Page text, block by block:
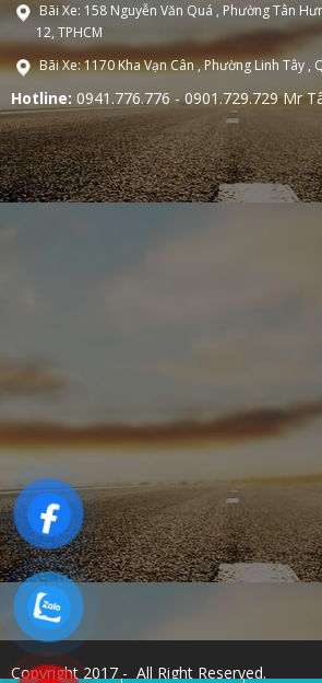
Bãi Xe: 158 Nguyễn Văn Quá , Phường Tân
12, TPHCM
Bãi Xe: 1170 Kha Vạn Cân , Phường Linh Tây ,
Hotline: 0941.776.776 - 0901.729.729 Mr
Copyright 2017 - All Right Reserved.